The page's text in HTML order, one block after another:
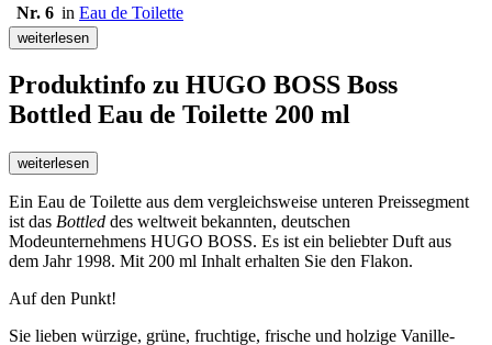
Nr. 6 in Eau de Toilette
weiterlesen
Produktinfo zu HUGO BOSS Boss
Bottled Eau de Toilette 200 ml
weiterlesen
Ein Eau de Toilette aus dem vergleichsweise unteren Preissegment
ist das Bottled des weltweit bekannten, deutschen
Modeunternehmens HUGO BOSS. Es ist ein beliebter Duft aus
dem Jahr 1998. Mit 200 ml Inhalt erhalten Sie den Flakon.
Auf den Punkt!
Sie lieben würzige, grüne, fruchtige, frische und holzige Vanille-